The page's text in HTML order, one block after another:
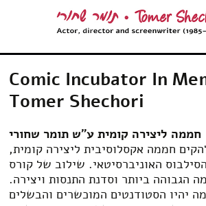
תומר שחורי
Comic Incubator In
Tomer Shechori
חממה ליצירה קומית ע”ש תומר שחורי
חממה אקסלוסיבית ליצירה קומית,
האוניברסיטאי. שילוב של קורס
הגבוהה ביותר וסדנת התנסות ויצירה.
יהיו הסטודנטים המוכשרים והבשלים